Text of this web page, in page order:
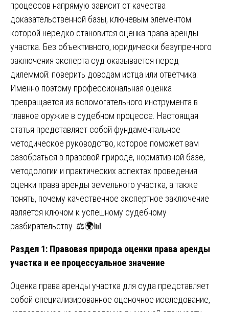
процессов напрямую зависит от качества
доказательственной базы, ключевым элементом
которой нередко становится оценка права аренды
участка. Без объективного, юридически безупречного
заключения эксперта суд оказывается перед
дилеммой: поверить доводам истца или ответчика.
Именно поэтому профессиональная оценка
превращается из вспомогательного инструмента в
главное оружие в судебном процессе. Настоящая
статья представляет собой фундаментальное
методическое руководство, которое поможет вам
разобраться в правовой природе, нормативной базе,
методологии и практических аспектах проведения
оценки права аренды земельного участка, а также
понять, почему качественное экспертное заключение
является ключом к успешному судебному
разбирательству. ⚖️🌍📊
Раздел 1: Правовая природа оценки права аренды
участка и ее процессуальное значение
Оценка права аренды участка для суда представляет
собой специализированное оценочное исследование,